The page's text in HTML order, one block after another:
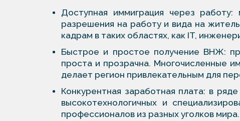
Доступная иммиграция через
разрешения на работу и вида на
кадрам в таких областях, как IT,
Быстрое и простое получение ВНЖ:
проста и прозрачна. Многочисленные
делает регион привлекательным для
Конкурентная заработная плата: в
высокотехнологичных и
профессионалов из разных уголков мира.